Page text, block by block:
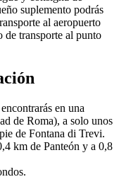
suplemento podrás
al aeropuerto
transporte al punto
en una
de Roma), a solo unos
de Fontana di Trevi.
km de Panteón y a 0,8